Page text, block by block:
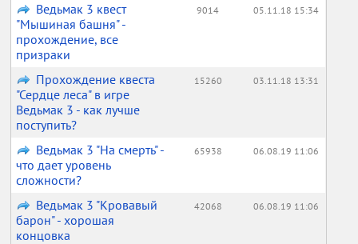
Ведьмак 3 квест
"Мышиная башня" -
прохождение, все
призраки
9014 05.11.18 15:34
Прохождение квеста
"Сердце леса" в игре
Ведьмак 3 - как лучше
поступить?
15260 03.11.18 13:31
Ведьмак 3 "На смерть" -
что дает уровень
сложности?
65938 06.08.19 11:06
Ведьмак 3 "Кровавый
барон" - хорошая
концовка
42068 06.08.19 11:06